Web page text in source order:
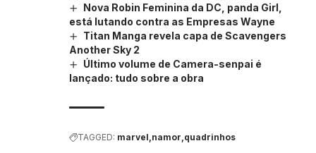
Nova Robin Feminina da DC, panda Girl,
está lutando contra as Empresas Wayne
Titan Manga revela capa de Scavengers
Another Sky 2
Último volume de Camera-senpai é
lançado: tudo sobre a obra
TAGGED: marvel namor quadrinhos